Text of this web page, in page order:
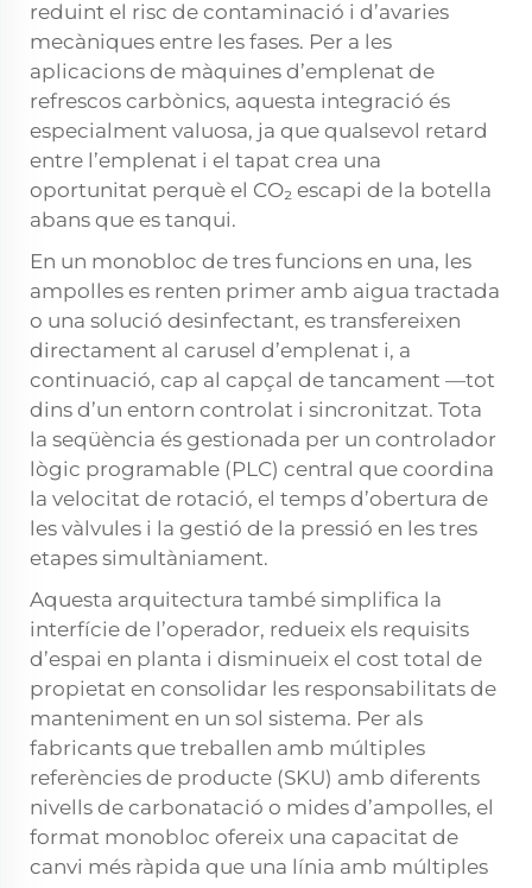
reduint el risc de contaminació i d’avaries
mecàniques entre les fases. Per a les
aplicacions de màquines d’emplenat de
refrescos carbònics, aquesta integració és
especialment valuosa, ja que qualsevol retard
entre l’emplenat i el tapat crea una
oportunitat perquè el CO₂ escapi de la botella
abans que es tanqui.
En un monobloc de tres funcions en una, les
ampolles es renten primer amb aigua tractada
o una solució desinfectant, es transfereixen
directament al carusel d’emplenat i, a
continuació, cap al capçal de tancament —tot
dins d’un entorn controlat i sincronitzat. Tota
la seqüència és gestionada per un controlador
lògic programable (PLC) central que coordina
la velocitat de rotació, el temps d’obertura de
les vàlvules i la gestió de la pressió en les tres
etapes simultàniament.
Aquesta arquitectura també simplifica la
interfície de l’operador, redueix els requisits
d’espai en planta i disminueix el cost total de
propietat en consolidar les responsabilitats de
manteniment en un sol sistema. Per als
fabricants que treballen amb múltiples
referències de producte (SKU) amb diferents
nivells de carbonatació o mides d’ampolles, el
format monobloc ofereix una capacitat de
canvi més ràpida que una línia amb múltiples